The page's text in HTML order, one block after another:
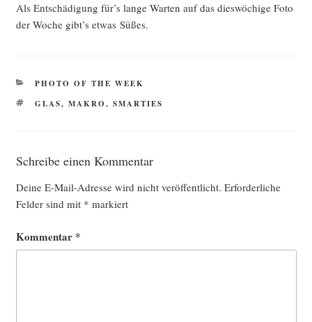
Als Ent­schä­di­gung für’s lan­ge War­ten auf das dies­wö­chi­ge Foto
der Woche gibt’s etwas Süßes.
KATEGORIEN
PHOTO OF THE WEEK
SCHLAGWÖRTER
GLAS, MAKRO, SMARTIES
Schreibe einen Kommentar
Deine E-Mail-Adresse wird nicht veröffentlicht. Erforderliche
Felder sind mit * markiert
Kommentar *